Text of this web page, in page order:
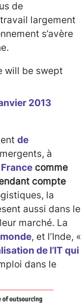
de
largement
s’avère
will be swept
2013
de
à
France comme
compte
la
aussi dans le
marché. La
, et l’Inde, «
de l’IT qui
dans le